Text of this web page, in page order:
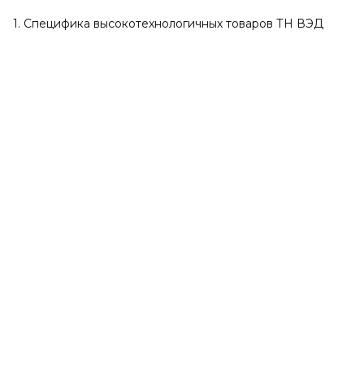
1. Специфика высокотехнологичных товаров ТН ВЭД